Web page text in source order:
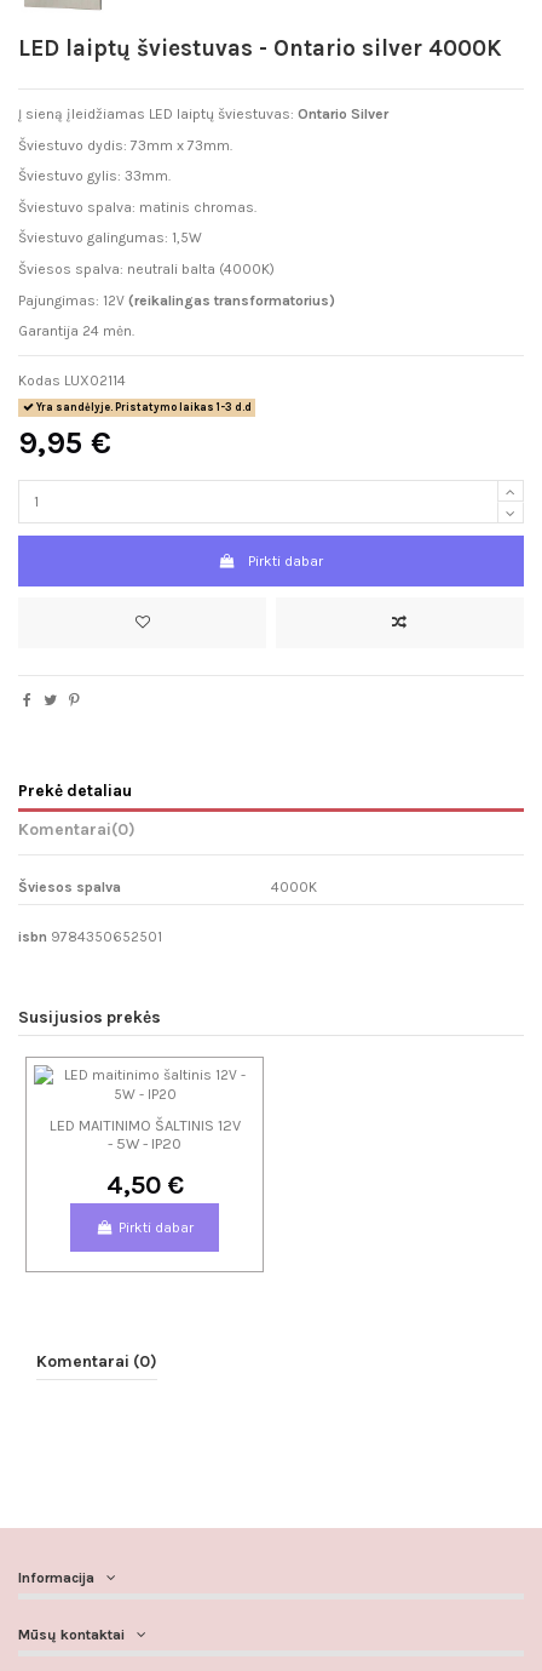
LED laiptų šviestuvas - Ontario silver 4000K
Į sieną įleidžiamas LED laiptų šviestuvas: Ontario Silver
Šviestuvo dydis: 73mm x 73mm.
Šviestuvo gylis: 33mm.
Šviestuvo spalva: matinis chromas.
Šviestuvo galingumas: 1,5W
Šviesos spalva: neutrali balta (4000K)
Pajungimas: 12V (reikalingas transformatorius)
Garantija 24 mėn.
Kodas LUX02114
Yra sandėlyje. Pristatymo laikas 1-3 d.d
9,95 €
Pirkti dabar
Prekė detaliau
Komentarai(0)
Šviesos spalva 4000K
isbn 9784350652501
Susijusios prekės
LED MAITINIMO ŠALTINIS 12V
- 5W - IP20
4,50 €
Pirkti dabar
Komentarai (0)
Informacija
Mūsų kontaktai